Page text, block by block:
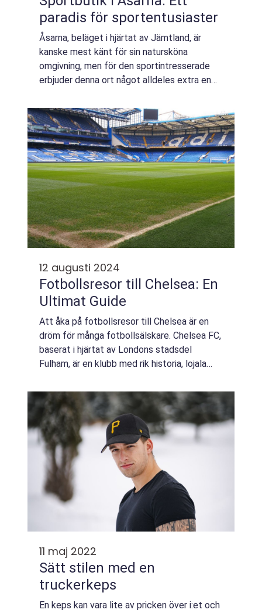
paradis för sportentusiaster
Åsarna, beläget i hjärtat av Jämtland, är
kanske mest känt för sin natursköna
omgivning, men för den sportintresserade
erbjuder denna ort något alldeles extra en
12 augusti 2024
Fotbollsresor till Chelsea: En
Ultimat Guide
Att åka på fotbollsresor till Chelsea är en
dröm för många fotbollsälskare. Chelsea FC,
baserat i hjärtat av Londons stadsdel
Fulham, är en klubb med rik historia, lojala
11 maj 2022
Sätt stilen med en
truckerkeps
En keps kan vara lite av pricken över i:et och